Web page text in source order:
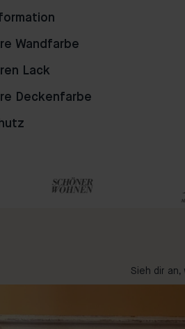
86
Wandfarbe
Lack
Deckenfarbe
Sieh dir